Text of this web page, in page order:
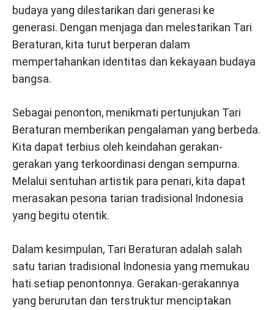
budaya yang dilestarikan dari generasi ke
generasi. Dengan menjaga dan melestarikan Tari
Beraturan, kita turut berperan dalam
mempertahankan identitas dan kekayaan budaya
bangsa.
Sebagai penonton, menikmati pertunjukan Tari
Beraturan memberikan pengalaman yang berbeda.
Kita dapat terbius oleh keindahan gerakan-
gerakan yang terkoordinasi dengan sempurna.
Melalui sentuhan artistik para penari, kita dapat
merasakan pesona tarian tradisional Indonesia
yang begitu otentik.
Dalam kesimpulan, Tari Beraturan adalah salah
satu tarian tradisional Indonesia yang memukau
hati setiap penontonnya. Gerakan-gerakannya
yang berurutan dan terstruktur menciptakan